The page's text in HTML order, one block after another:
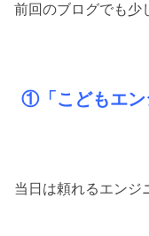
前回のブログでも少
①「こどもエン
当日は頼れるエンジ